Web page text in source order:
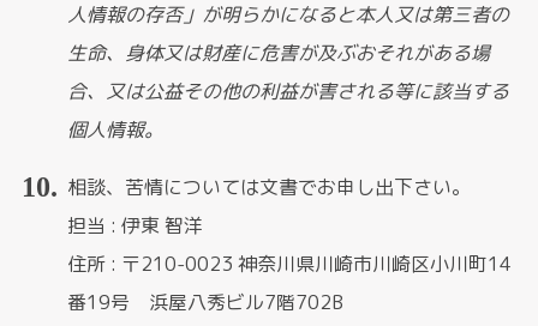
人情報の存否」が明らかになると本人又は第三者の
生命、身体又は財産に危害が及ぶおそれがある場
合、又は公益その他の利益が害される等に該当する
個人情報。
相談、苦情については文書でお申し出下さい。
担当 : 伊東 智洋
住所 : 〒210-0023 神奈川県川崎市川崎区小川町14
番19号 浜屋八秀ビル7階702B